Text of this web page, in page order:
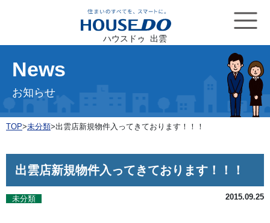
ハウスドゥ 出雲
News
お知らせ
TOP>未分類>出雲店新規物件入ってきております！！！
出雲店新規物件入ってきております！！！
未分類 2015.09.25